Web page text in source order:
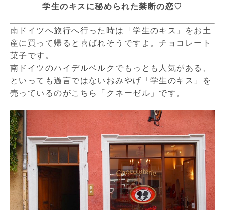
学生のキスに秘められた禁断の恋♡
南ドイツへ旅行へ行った時は「学生のキス」をお土
産に買って帰ると喜ばれそうですよ。チョコレート
菓子です。
南ドイツのハイデルベルクでもっとも人気がある、
といっても過言ではないおみやげ「学生のキス」を
売っているのがこちら「クネーゼル」です。